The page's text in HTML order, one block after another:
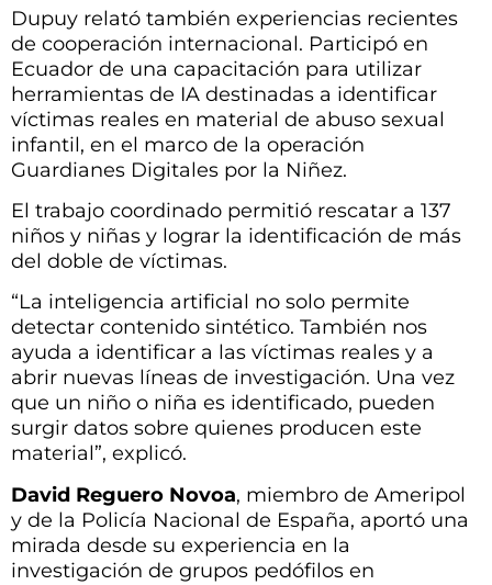
Dupuy relató también experiencias recientes
de cooperación internacional. Participó en
Ecuador de una capacitación para utilizar
herramientas de IA destinadas a identificar
víctimas reales en material de abuso sexual
infantil, en el marco de la operación
Guardianes Digitales por la Niñez.
El trabajo coordinado permitió rescatar a 137
niños y niñas y lograr la identificación de más
del doble de víctimas.
“La inteligencia artificial no solo permite
detectar contenido sintético. También nos
ayuda a identificar a las víctimas reales y a
abrir nuevas líneas de investigación. Una vez
que un niño o niña es identificado, pueden
surgir datos sobre quienes producen este
material”, explicó.
David Reguero Novoa, miembro de Ameripol
y de la Policía Nacional de España, aportó una
mirada desde su experiencia en la
investigación de grupos pedófilos en